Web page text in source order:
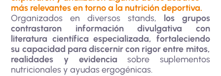
más relevantes en torno a la nutrición deportiva.
Organizados en diversos stands, los grupos
contrastaron información divulgativa con
literatura científica especializada, fortaleciendo
su capacidad para discernir con rigor entre mitos,
realidades y evidencia sobre suplementos
nutricionales y ayudas ergogénicas.